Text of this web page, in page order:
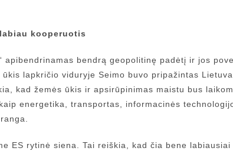
kooperuotis
apibendrinamas bendrą geopolitinę padėtį ir jos
ūkis lapkričio viduryje Seimo buvo pripažintas
kad žemės ūkis ir apsirūpinimas maistu bus
energetika, transportas, informacinės
ES rytinė siena. Tai reiškia, kad čia bene